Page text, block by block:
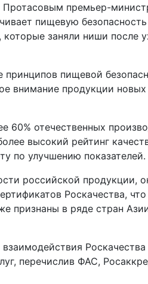
Протасовым премьер-
пищевую
которые заняли ниши после
принципов пищевой
внимание продукции
60% отечественных
высокий рейтинг
по улучшению показателей.
российской продукции,
Роскачества,
признаны в ряде стран
перечислив ФАС,